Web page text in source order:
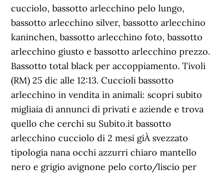
cucciolo, bassotto arlecchino pelo lungo,
bassotto arlecchino silver, bassotto arlecchino
kaninchen, bassotto arlecchino foto, bassotto
arlecchino giusto e bassotto arlecchino prezzo.
Bassotto total black per accoppiamento. Tivoli
(RM) 25 dic alle 12:13. Cuccioli bassotto
arlecchino in vendita in animali: scopri subito
migliaia di annunci di privati e aziende e trova
quello che cerchi su Subito.it bassotto
arlecchino cucciolo di 2 mesi giÀ svezzato
tipologia nana occhi azzurri chiaro mantello
nero e grigio avignone pelo corto/liscio per